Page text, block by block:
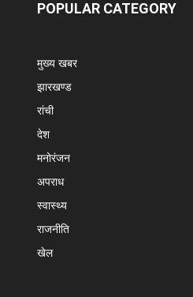
POPULAR CATEGORY
मुख्य खबर
झारखण्ड
रांची
देश
मनोरंजन
अपराध
स्वास्थ्य
राजनीति
खेल